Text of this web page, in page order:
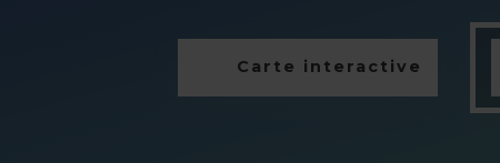
Carte interactive